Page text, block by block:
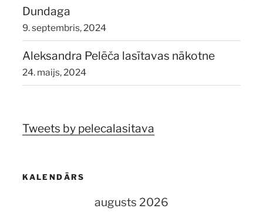
Dundaga
9. septembris, 2024
Aleksandra Pelēča lasītavas nākotne
24. maijs, 2024
Tweets by pelecalasitava
KALENDĀRS
augusts 2026